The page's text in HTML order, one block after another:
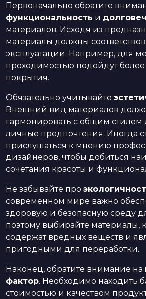
Первоначально обратите
функциональность и
материалов. Исходя из
материалы должны
эксплуатации. Например, для
проходимостью подойдут более
покрытия.
Обязательно учитывайте
Внешний вид материалов
гармонировать с общим
личные предпочтения. Иногда
прислушаться к мнению
дизайнеров, чтобы добиться
сочетания красоты и
Не забывайте про
современном мире важно
здоровую и безопасную среду
поэтому выбирайте материалы,
содержат вредных веществ и
пригодными для переработки.
Наконец, обратите внимание на
фактор. Необходимо находить
стоимостью и качеством